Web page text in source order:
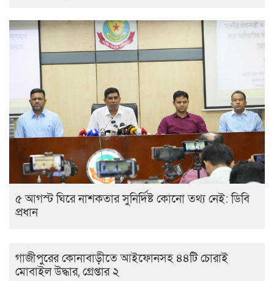
৫ আগস্ট ঘিরে নাশকতার সুনির্দিষ্ট কোনো তথ্য নেই: ডিবি
প্রধান
গাজীপুরের কোনাবাড়ীতে আইফোনসহ ৪৪টি চোরাই
মোবাইল উদ্ধার, গ্রেপ্তার ২